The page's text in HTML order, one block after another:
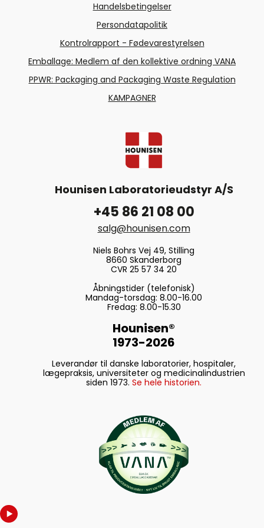
Handelsbetingelser
Persondatapolitik
Kontrolrapport - Fødevarestyrelsen
Emballage: Medlem af den kollektive ordning VANA
PPWR: Packaging and Packaging Waste Regulation
KAMPAGNER
Hounisen Laboratorieudstyr A/S
+45 86 21 08 00
salg@hounisen.com
Niels Bohrs Vej 49, Stilling
8660 Skanderborg
CVR 25 57 34 20
Åbningstider (telefonisk)
Mandag-torsdag: 8.00-16.00
Fredag: 8.00-15.30
Hounisen®
1973-2026
Leverandør til danske laboratorier, hospitaler,
lægepraksis, universiteter og medicinalindustrien
siden 1973. Se hele historien.